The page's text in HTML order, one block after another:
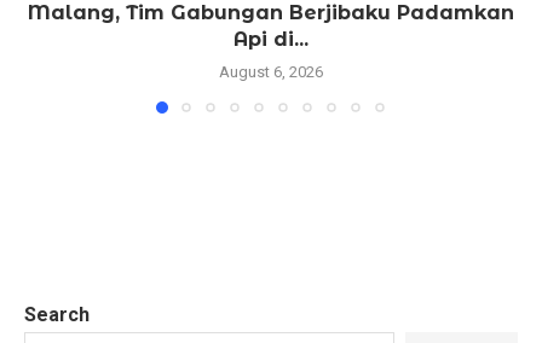
Malang, Tim Gabungan Berjibaku Padamkan
Api di...
August 6, 2026
Search